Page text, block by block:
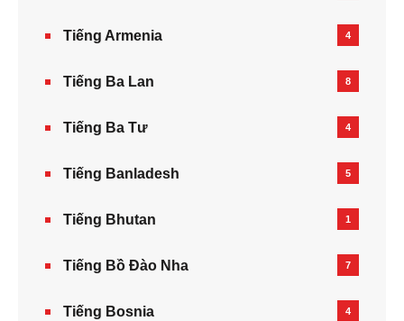
Tiếng Armenia‎ 4
Tiếng Ba Lan 8
Tiếng Ba Tư 4
Tiếng Banladesh 5
Tiếng Bhutan 1
Tiếng Bồ Đào Nha 7
Tiếng Bosnia 4